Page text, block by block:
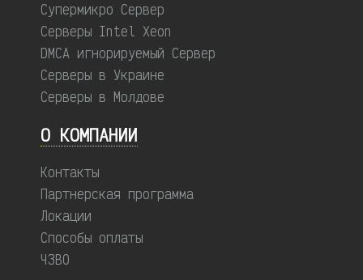
Супермикро Сервер
Серверы Intel Xeon
DMCA игнорируемый Сервер
Серверы в Украине
Серверы в Молдове
О КОМПАНИИ
Контакты
Партнерская программа
Локации
Способы оплаты
ЧЗВО